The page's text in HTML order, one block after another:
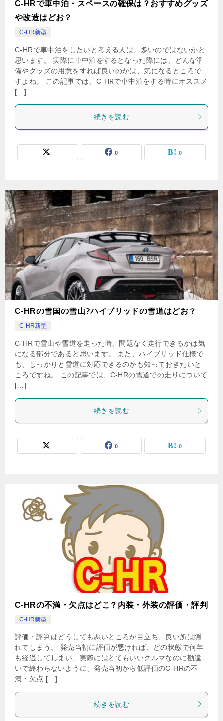
C-HRで車中泊・スペースの確保は？おすすめグッズ
や改造はどお？
C-HR新型
C-HRで車中泊をしたいと考える人は、多いのではないかと
思います。 実際に車中泊をするとなった際には、どんな準
備やグッズの用意をすれば良いのかは、気になるところで
すよね。 この記事では、C-HRで車中泊をする時にオススメ
[…]
続きを読む
0 0
C-HRの雪国の雪山?ハイブリッドの雪道はどお？
C-HR新型
C-HRで雪山や雪道を走った時、問題なく走行できるかは気
になる部分であると思います。 また、ハイブリッド仕様で
も、しっかりと雪道に対応できるのかも知っておきたいと
ころですね。 この記事では、C-HRの雪道での走りについて
[…]
続きを読む
0 0
C-HRの不満・欠点はどこ？内装・外装の評価・評判
C-HR新型
評価・評判はどうしても悪いところが目立ち、良い所は隠
れてしまう。 発売当初に評価が悪ければ、どの状態で何年
も経過してしまい、実際にはとてもいいクルマなのに勘違
いで終わらないように、発売当初から低評価のC-HRの不
満・欠点 […]
続きを読む